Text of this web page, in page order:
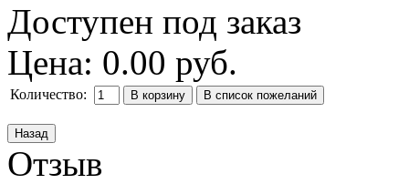
Доступен под заказ
Цена: 0.00 руб.
Количество:
Отзыв